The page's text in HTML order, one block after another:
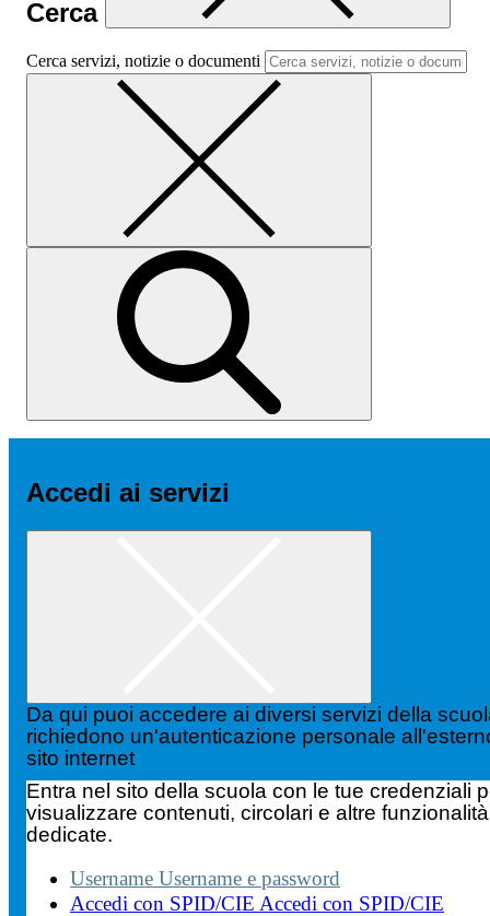
Cerca
Cerca servizi, notizie o documenti
Accedi ai servizi
Da qui puoi accedere ai diversi servizi della
richiedono un'autenticazione personale
sito internet
Entra nel sito della scuola con le tue credenziali
visualizzare contenuti, circolari e altre
dedicate.
Username Username e password
Accedi con SPID/CIE Accedi con SPID/CIE